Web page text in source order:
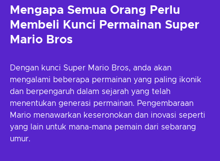
Mengapa Semua Orang Perlu
Membeli Kunci Permainan Super
Mario Bros
Dengan kunci Super Mario Bros, anda akan
mengalami beberapa permainan yang paling ikonik
dan berpengaruh dalam sejarah yang telah
menentukan generasi permainan. Pengembaraan
Mario menawarkan keseronokan dan inovasi seperti
yang lain untuk mana-mana pemain dari sebarang
umur.